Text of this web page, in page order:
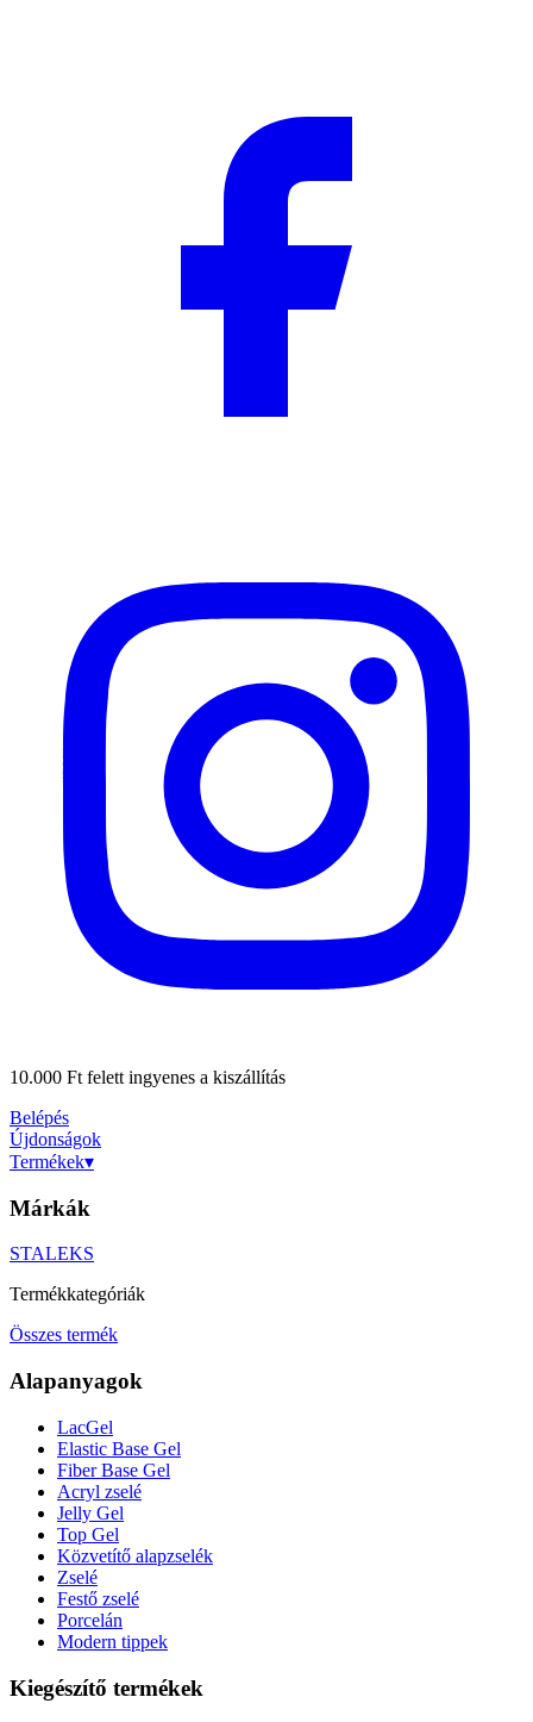
10.000 Ft felett ingyenes a kiszállítás
Belépés
Újdonságok
Termékek▾
Márkák
STALEKS
Termékkategóriák
Összes termék
Alapanyagok
LacGel
Elastic Base Gel
Fiber Base Gel
Acryl zselé
Jelly Gel
Top Gel
Közvetítő alapzselék
Zselé
Festő zselé
Porcelán
Modern tippek
Kiegészítő termékek